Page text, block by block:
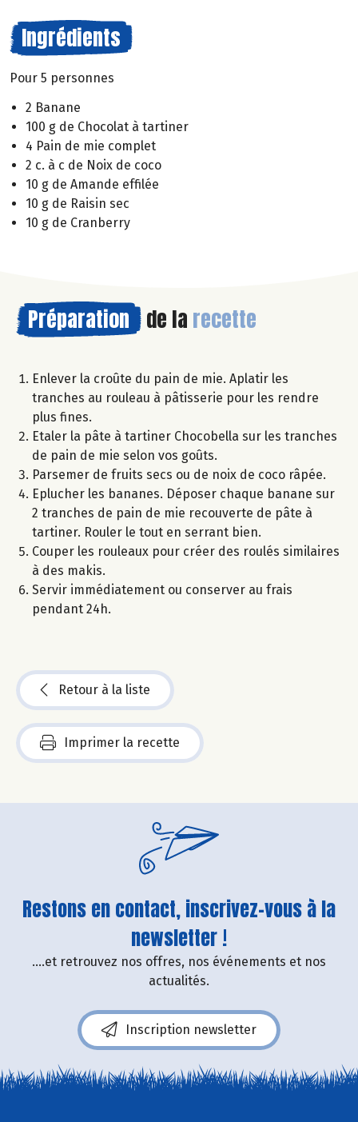
Ingrédients
Pour 5 personnes
2 Banane
100 g de Chocolat à tartiner
4 Pain de mie complet
2 c. à c de Noix de coco
10 g de Amande effilée
10 g de Raisin sec
10 g de Cranberry
Préparation de la recette
Enlever la croûte du pain de mie. Aplatir les
tranches au rouleau à pâtisserie pour les rendre
plus fines.
Etaler la pâte à tartiner Chocobella sur les tranches
de pain de mie selon vos goûts.
Parsemer de fruits secs ou de noix de coco râpée.
Eplucher les bananes. Déposer chaque banane sur
2 tranches de pain de mie recouverte de pâte à
tartiner. Rouler le tout en serrant bien.
Couper les rouleaux pour créer des roulés similaires
à des makis.
Servir immédiatement ou conserver au frais
pendant 24h.
Retour à la liste
Imprimer la recette
Restons en contact, inscrivez-vous à la
newsletter !
....et retrouvez nos offres, nos événements et nos
actualités.
Inscription newsletter